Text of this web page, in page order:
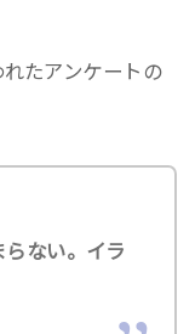
たアンケートの
らない。イラ